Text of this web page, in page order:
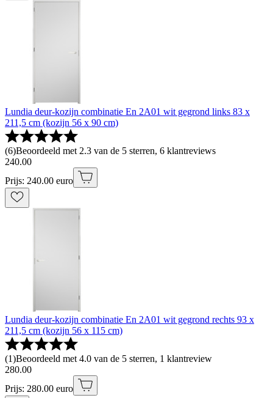
Lundia deur-kozijn combinatie En 2A01 wit gegrond links 83 x
211,5 cm (kozijn 56 x 90 cm)
(6)Beoordeeld met 2.3 van de 5 sterren, 6 klantreviews
240.00
Prijs: 240.00 euro
Lundia deur-kozijn combinatie En 2A01 wit gegrond rechts 93 x
211,5 cm (kozijn 56 x 115 cm)
(1)Beoordeeld met 4.0 van de 5 sterren, 1 klantreview
280.00
Prijs: 280.00 euro